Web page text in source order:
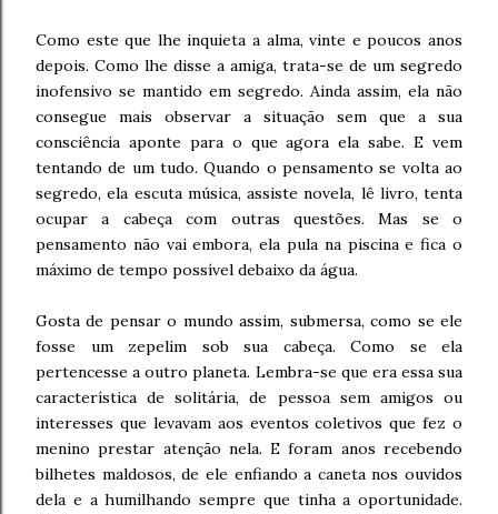
Como este que lhe inquieta a alma, vinte e poucos anos
depois. Como lhe disse a amiga, trata-se de um segredo
inofensivo se mantido em segredo. Ainda assim, ela não
consegue mais observar a situação sem que a sua
consciência aponte para o que agora ela sabe. E vem
tentando de um tudo. Quando o pensamento se volta ao
segredo, ela escuta música, assiste novela, lê livro, tenta
ocupar a cabeça com outras questões. Mas se o
pensamento não vai embora, ela pula na piscina e fica o
máximo de tempo possível debaixo da água.
Gosta de pensar o mundo assim, submersa, como se ele
fosse um zepelim sob sua cabeça. Como se ela
pertencesse a outro planeta. Lembra-se que era essa sua
característica de solitária, de pessoa sem amigos ou
interesses que levavam aos eventos coletivos que fez o
menino prestar atenção nela. E foram anos recebendo
bilhetes maldosos, de ele enfiando a caneta nos ouvidos
dela e a humilhando sempre que tinha a oportunidade.